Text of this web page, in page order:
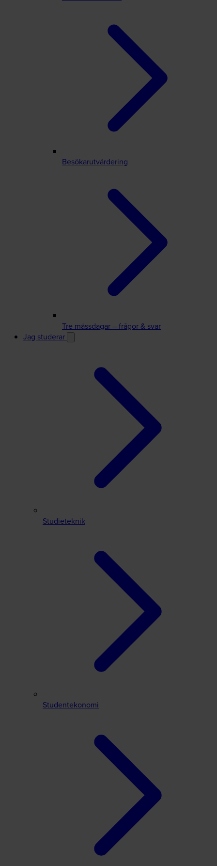
Besökarutvärdering
Tre mässdagar – frågor & svar
Jag studerar
Studieteknik
Studentekonomi